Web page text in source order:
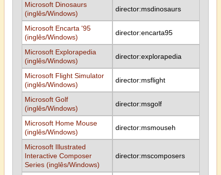
Microsoft Dinosaurs
(inglês/Windows)
director:msdinosaurs
Microsoft Encarta '95
(inglês/Windows)
director:encarta95
Microsoft Explorapedia
(inglês/Windows)
director:explorapedia
Microsoft Flight Simulator
(inglês/Windows)
director:msflight
Microsoft Golf
(inglês/Windows)
director:msgolf
Microsoft Home Mouse
(inglês/Windows)
director:msmouseh
Microsoft Illustrated
Interactive Composer
Series (inglês/Windows)
director:mscomposers